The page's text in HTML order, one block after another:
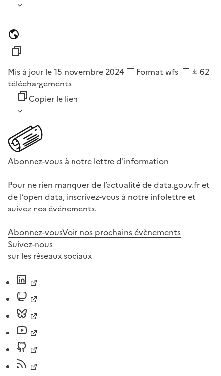
Mis à jour le 15 novembre 2024 Format wfs
62
téléchargements
Copier le lien
Abonnez-vous à notre lettre d'information
Pour ne rien manquer de l’actualité de data.gouv.fr et
de l’open data, inscrivez-vous à notre infolettre et
suivez nos événements.
Abonnez-vousVoir nos prochains évènements
Suivez-nous
sur les réseaux sociaux